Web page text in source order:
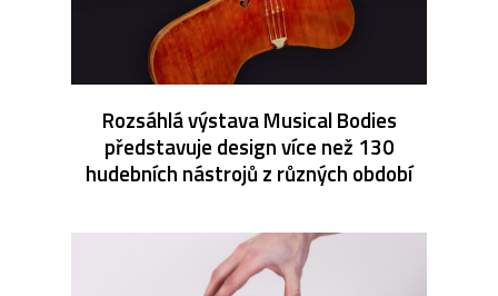
Rozsáhlá výstava Musical Bodies
představuje design více než 130
hudebních nástrojů z různých období